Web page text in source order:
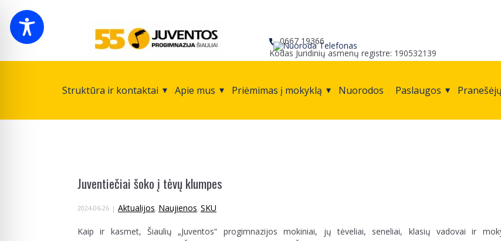
0667 19366
Kodas Juridinių asmenų registre: 190532139
Struktūra ir kontaktai Apie mus Priėmimas į mokyklą Nuorodos Paslaugos
Juventiečiai šoko į tėvų klumpes
2024-06-26 Aktualijos, Naujienos, SKU
Kaip ir kasmet, Šiaulių „Juventos“ progimnazijos mokiniai, jų tėveliai, seneliai, klasių vadovai ir